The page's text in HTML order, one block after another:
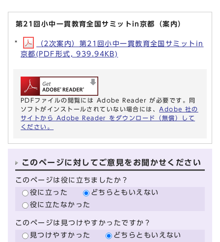
第21回小中一貫教育全国サミットin京都（案内）
（2次案内）第21回小中一貫教育全国サミットin
京都(PDF形式, 939.94KB)
PDFファイルの閲覧には Adobe Reader が必要です。同
ソフトがインストールされていない場合には、 Adobe 社の
サイトから Adobe Reader をダウンロード（無償）して
ください。
このページに対してご意見をお聞かせください
このページは役に立ちましたか？
役に立った
どちらともいえない
役に立たなかった
このページは見つけやすかったですか？
見つけやすかった
どちらともいえない